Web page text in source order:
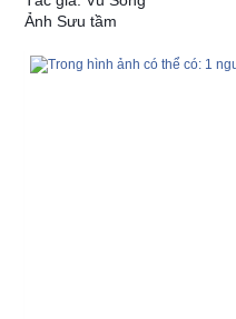
Ảnh Sưu tầm